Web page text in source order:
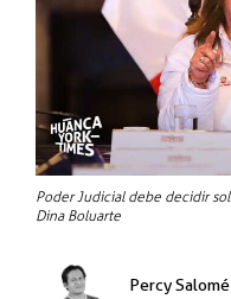
Poder Judicial debe decidir
Dina Boluarte
Percy Salomé